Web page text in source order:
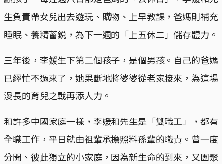
生負責帶女兒出去遊玩、購物、上早教課，爸媽則補充
睡眠、養精蓄鋭，為下一週的「上五休二」儲存體力。
三年後，李媛生下第二個孩子，是個男孩。自己的爸媽
已經忙不過來了，她果斷地將婆婆從老家接來，為這場
漫長的育兒之戰再添人力。
和許多中國家庭一樣，李媛和先生是「雙職工」，都有
全職工作，平日就由祖輩承擔照料孫輩的職責。曾一度
分開、彼此獨立的小家庭，因為新生命的到來，又團聚